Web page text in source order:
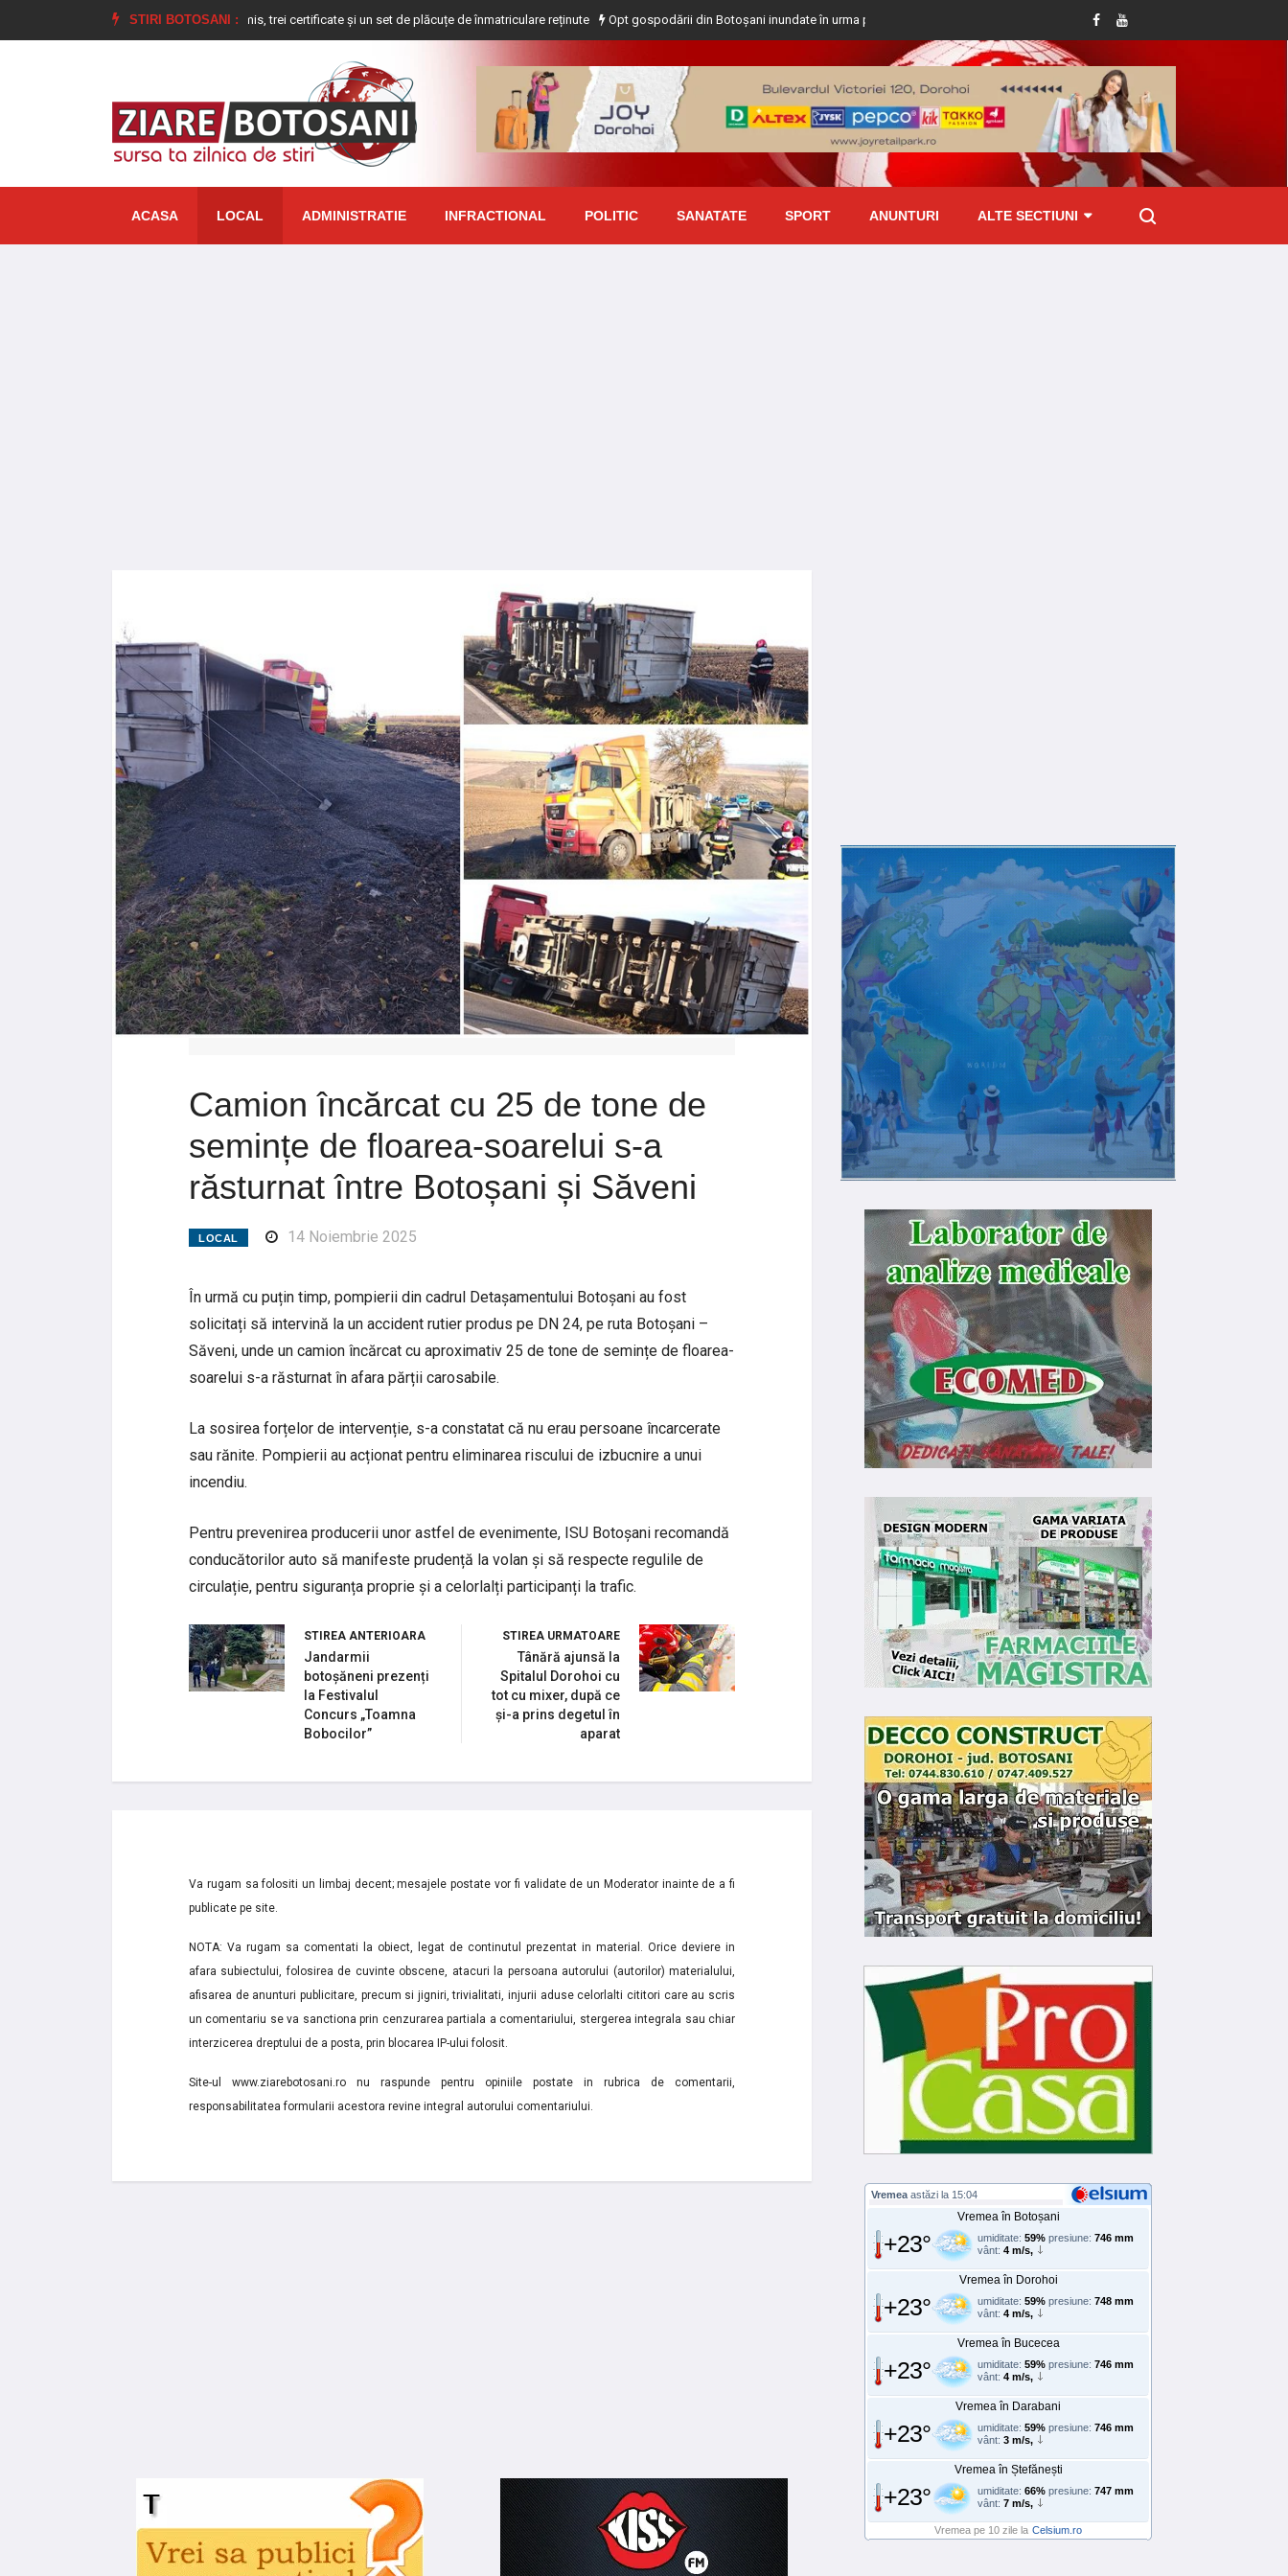
STIRI BOTOSANI :
polițiștilor la Dorohoi: un permis, trei certificate și un set de plăcuțe de înmatriculare reținute Opt gospodării din Botoșani inundate în urma precipitațiilor abundente din ultimele ore Tânăr reținut de polițiști după ce i-a furat
ACASA LOCAL ADMINISTRATIE INFRACTIONAL POLITIC SANATATE SPORT ANUNTURI ALTE SECTIUNI
Camion încărcat cu 25 de tone de
semințe de floarea-soarelui s-a
răsturnat între Botoșani și Săveni
LOCAL 14 Noiembrie 2025
În urmă cu puțin timp, pompierii din cadrul Detașamentului Botoșani au fost
solicitați să intervină la un accident rutier produs pe DN 24, pe ruta Botoșani –
Săveni, unde un camion încărcat cu aproximativ 25 de tone de semințe de floarea-
soarelui s-a răsturnat în afara părții carosabile.
La sosirea forțelor de intervenție, s-a constatat că nu erau persoane încarcerate
sau rănite. Pompierii au acționat pentru eliminarea riscului de izbucnire a unui
incendiu.
Pentru prevenirea producerii unor astfel de evenimente, ISU Botoșani recomandă
conducătorilor auto să manifeste prudență la volan și să respecte regulile de
circulație, pentru siguranța proprie și a celorlalți participanți la trafic.
STIREA ANTERIOARA
Jandarmii
botoșăneni prezenți
la Festivalul
Concurs „Toamna
Bobocilor”
STIREA URMATOARE
Tânără ajunsă la
Spitalul Dorohoi cu
tot cu mixer, după ce
și-a prins degetul în
aparat
Va rugam sa folositi un limbaj decent; mesajele postate vor fi validate de un Moderator inainte de a fi
publicate pe site.
NOTA: Va rugam sa comentati la obiect, legat de continutul prezentat in material. Orice deviere in
afara subiectului, folosirea de cuvinte obscene, atacuri la persoana autorului (autorilor) materialului,
afisarea de anunturi publicitare, precum si jigniri, trivialitati, injurii aduse celorlalti cititori care au scris
un comentariu se va sanctiona prin cenzurarea partiala a comentariului, stergerea integrala sau chiar
interzicerea dreptului de a posta, prin blocarea IP-ului folosit.
Site-ul www.ziarebotosani.ro nu raspunde pentru opiniile postate in rubrica de comentarii,
responsabilitatea formularii acestora revine integral autorului comentariului.
Vremea astăzi la 15:04
Vremea în Botoșani
+23° umiditate: 59% presiune: 746 mm
vânt: 4 m/s,
Vremea în Dorohoi
+23° umiditate: 59% presiune: 748 mm
vânt: 4 m/s,
Vremea în Bucecea
+23° umiditate: 59% presiune: 746 mm
vânt: 4 m/s,
Vremea în Darabani
+23° umiditate: 59% presiune: 746 mm
vânt: 3 m/s,
Vremea în Ștefănești
+23° umiditate: 66% presiune: 747 mm
vânt: 7 m/s,
Vremea pe 10 zile la Celsium.ro